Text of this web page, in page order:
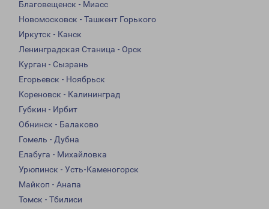
Благовещенск - Миасс
Новомосковск - Ташкент Горького
Иркутск - Канск
Ленинградская Станица - Орск
Курган - Сызрань
Егорьевск - Ноябрьск
Кореновск - Калининград
Губкин - Ирбит
Обнинск - Балаково
Гомель - Дубна
Елабуга - Михайловка
Урюпинск - Усть-Каменогорск
Майкоп - Анапа
Томск - Тбилиси